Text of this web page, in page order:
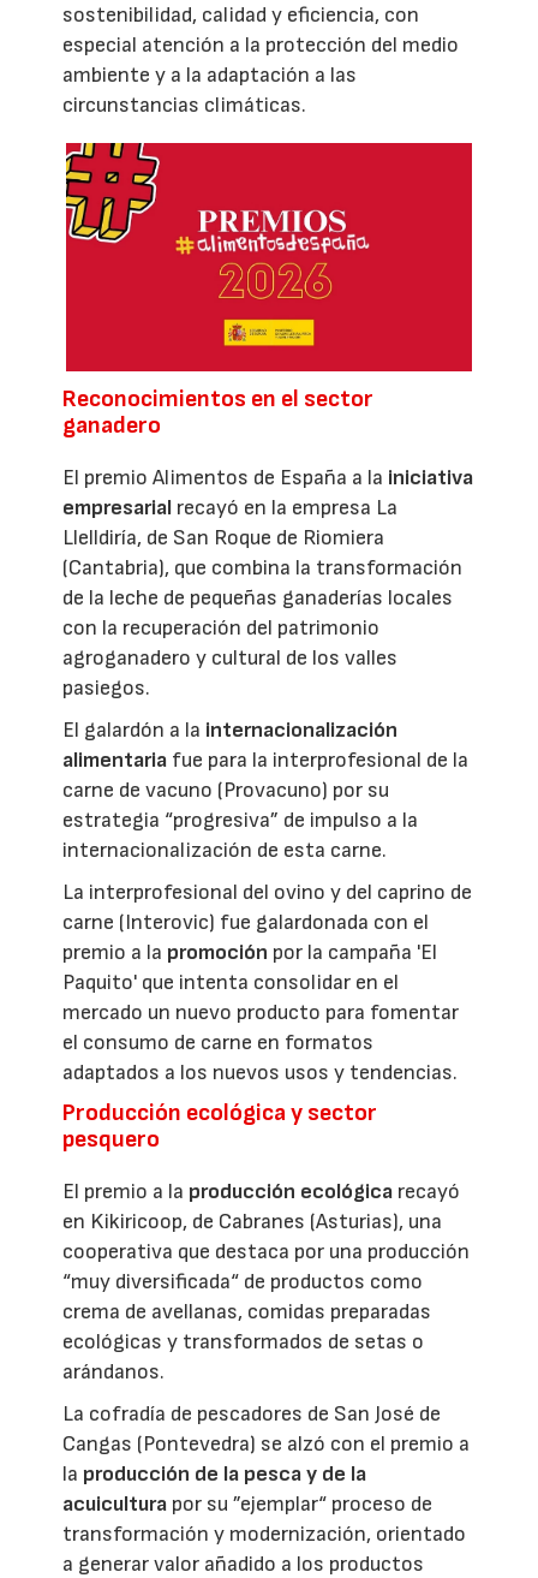
sostenibilidad, calidad y eficiencia, con
especial atención a la protección del medio
ambiente y a la adaptación a las
circunstancias climáticas.
Reconocimientos en el sector
ganadero
El premio Alimentos de España a la iniciativa
empresarial recayó en la empresa La
Llelldiría, de San Roque de Riomiera
(Cantabria), que combina la transformación
de la leche de pequeñas ganaderías locales
con la recuperación del patrimonio
agroganadero y cultural de los valles
pasiegos.
El galardón a la internacionalización
alimentaria fue para la interprofesional de la
carne de vacuno (Provacuno) por su
estrategia “progresiva” de impulso a la
internacionalización de esta carne.
La interprofesional del ovino y del caprino de
carne (Interovic) fue galardonada con el
premio a la promoción por la campaña 'El
Paquito' que intenta consolidar en el
mercado un nuevo producto para fomentar
el consumo de carne en formatos
adaptados a los nuevos usos y tendencias.
Producción ecológica y sector
pesquero
El premio a la producción ecológica recayó
en Kikiricoop, de Cabranes (Asturias), una
cooperativa que destaca por una producción
“muy diversificada“ de productos como
crema de avellanas, comidas preparadas
ecológicas y transformados de setas o
arándanos.
La cofradía de pescadores de San José de
Cangas (Pontevedra) se alzó con el premio a
la producción de la pesca y de la
acuicultura por su ”ejemplar“ proceso de
transformación y modernización, orientado
a generar valor añadido a los productos